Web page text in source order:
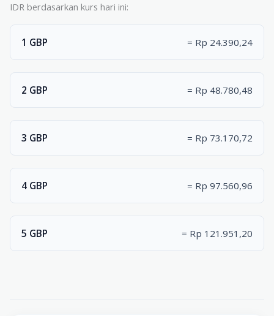
IDR berdasarkan kurs hari ini:
1 GBP = Rp 24.390,24
2 GBP = Rp 48.780,48
3 GBP = Rp 73.170,72
4 GBP = Rp 97.560,96
5 GBP = Rp 121.951,20